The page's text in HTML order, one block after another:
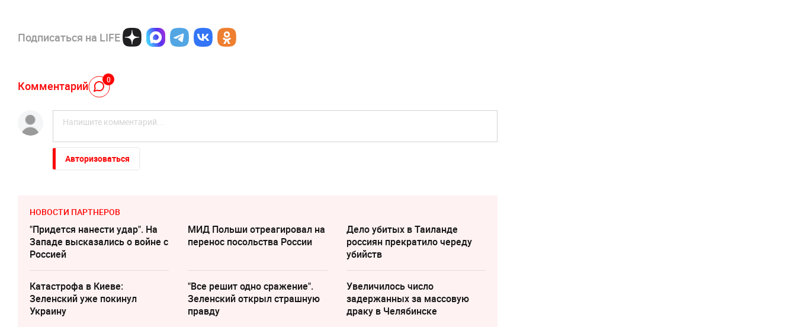
Подписаться на LIFE
Комментарий 0
Авторизоваться
НОВОСТИ ПАРТНЕРОВ
"Придется нанести удар". На
Западе высказались о войне с
Россией
МИД Польши отреагировал на
перенос посольства России
Дело убитых в Таиланде
россиян прекратило череду
убийств
Катастрофа в Киеве:
Зеленский уже покинул
Украину
"Все решит одно сражение".
Зеленский открыл страшную
правду
Увеличилось число
задержанных за массовую
драку в Челябинске